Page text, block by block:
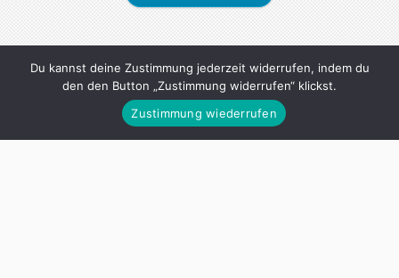
Du kannst deine Zustimmung jederzeit widerrufen, indem du
den den Button „Zustimmung widerrufen“ klickst.
Zustimmung wiederrufen